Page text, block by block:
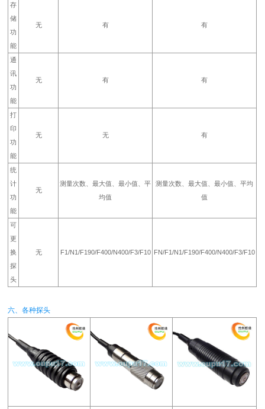
存
储
功
能
无 有 有
通
讯
功
能
无 有 有
打
印
功
能
无 无 有
统
计
功
能
无
测量次数、最大值、最小值、平
均值
测量次数、最大值、最小值、平均
值
可
更
换
探
头
无 F1/N1/F190/F400/N400/F3/F10 FN/F1/N1/F190/F400/N400/F3/F10
六、各种探头